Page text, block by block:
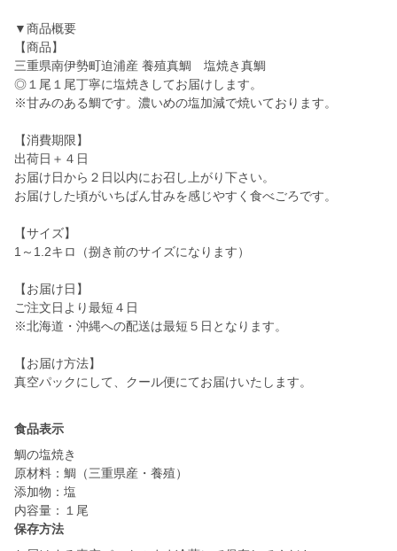
▼商品概要
【商品】
三重県南伊勢町迫浦産 養殖真鯛 塩焼き真鯛
◎１尾１尾丁寧に塩焼きしてお届けします。
※甘みのある鯛です。濃いめの塩加減で焼いております。
【消費期限】
出荷日＋４日
お届け日から２日以内にお召し上がり下さい。
お届けした頃がいちばん甘みを感じやすく食べごろです。
【サイズ】
1～1.2キロ（捌き前のサイズになります）
【お届け日】
ご注文日より最短４日
※北海道・沖縄への配送は最短５日となります。
【お届け方法】
真空パックにして、クール便にてお届けいたします。
食品表示
鯛の塩焼き
原材料：鯛（三重県産・養殖）
添加物：塩
内容量：１尾
保存方法